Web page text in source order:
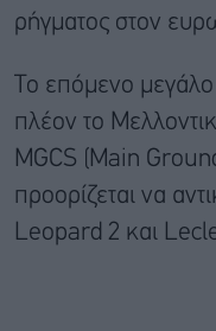
ρήγματος στον
Το επόμενο
πλέον το
MGCS (Main
προορίζεται να
Leopard 2 και